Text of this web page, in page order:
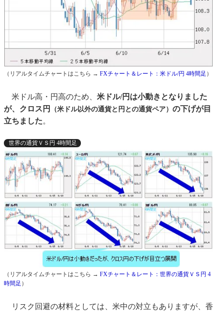
（リアルタイムチャートはこちら → FXチャート＆レート：米ドル/円 4時間足 ）
米ドル高・円高のため、 米ドル/円は小動きとなりました
が、クロス円
（米ドル以外の通貨と円との通貨ペア） の下げが目
立ちました。
世界の通貨ＶＳ円 4時間足
（リアルタイムチャートはこちら → FXチャート＆レート：世界の通貨ＶＳ円 4
時間足 ）
リスク回避の材料としては、米中の対立もありますが、香